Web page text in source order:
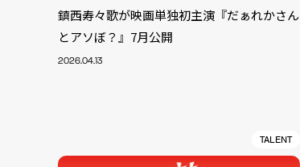
鎮西寿々歌が映画単独初主演『だぁれかさん
とアソぼ？』7月公開
2026.04.13
TALENT